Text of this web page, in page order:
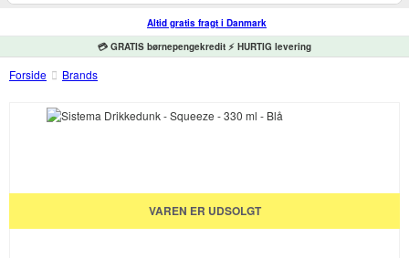
Altid gratis fragt i Danmark
💳 GRATIS børnepengekredit ⚡ HURTIG levering
Forside Brands
VAREN ER UDSOLGT